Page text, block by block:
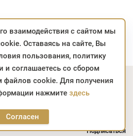
и получайте
Подписаться
взаимодействия с сайтом мы
Оставаясь на сайте, Вы
пользования, политику
и соглашаетесь со сбором
файлов cookie. Для получения
нажмите здесь
Согласен